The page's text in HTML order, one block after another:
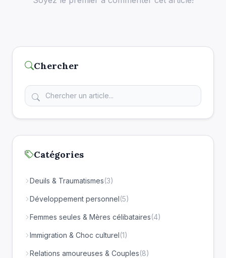
Chercher
Catégories
Deuils & Traumatismes(3)
Développement personnel(5)
Femmes seules & Mères célibataires(4)
Immigration & Choc culturel(1)
Relations amoureuses & Couples(8)